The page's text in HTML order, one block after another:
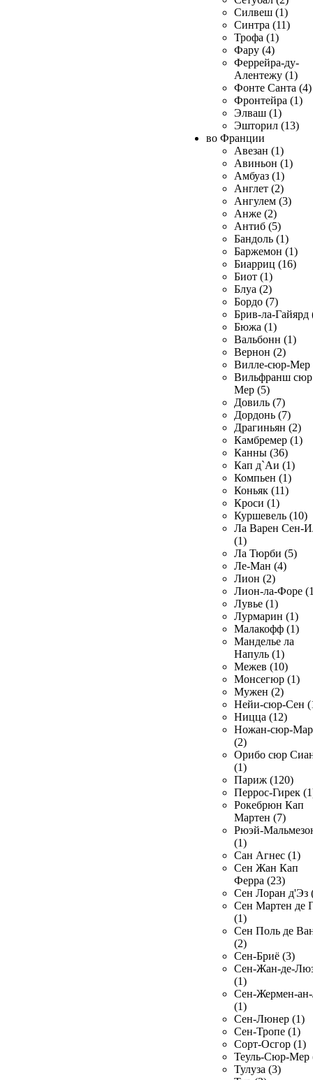
Силвеш (1)
Синтра (11)
Трофа (1)
Фару (4)
Феррейра-ду-
Алентежу (1)
Фонте Санта (4)
Фронтейра (1)
Элваш (1)
Эшторил (13)
во Франции
Авезан (1)
Авиньон (1)
Амбуаз (1)
Англет (2)
Ангулем (3)
Анже (2)
Антиб (5)
Бандоль (1)
Баржемон (1)
Биарриц (16)
Биот (1)
Блуа (2)
Бордо (7)
Брив-ла-Гайярд
Бюжа (1)
Вальбонн (1)
Вернон (2)
Вилле-сюр-Мер
Вильфранш сюр
Мер (5)
Довиль (7)
Дордонь (7)
Драгиньян (2)
Камбремер (1)
Канны (36)
Кап д`Аи (1)
Компьен (1)
Коньяк (11)
Кроси (1)
Куршевель (10)
Ла Варен Сен-
(1)
Ла Тюрби (5)
Ле-Ман (4)
Лион (2)
Лион-ла-Форе
Лувье (1)
Лурмарин (1)
Малакофф (1)
Манделье ла
Напуль (1)
Межев (10)
Монсегюр (1)
Мужен (2)
Нейи-сюр-Сен
Ницца (12)
Ножан-сюр-
(2)
Орибо сюр
(1)
Париж (120)
Перрос-Гирек
Рокебрюн Кап
Мартен (7)
Рюэй-
(1)
Сан Агнес (1)
Сен Жан Кап
Ферра (23)
Сен Лоран д'Эз
Сен Мартен де
(1)
Сен Поль де
(2)
Сен-Бриё (3)
Сен-Жан-де-
(1)
Сен-Жермен-
(1)
Сен-Люнер (1)
Сен-Тропе (1)
Сорт-Осгор (1)
Теуль-Сюр-Мер
Тулуза (3)